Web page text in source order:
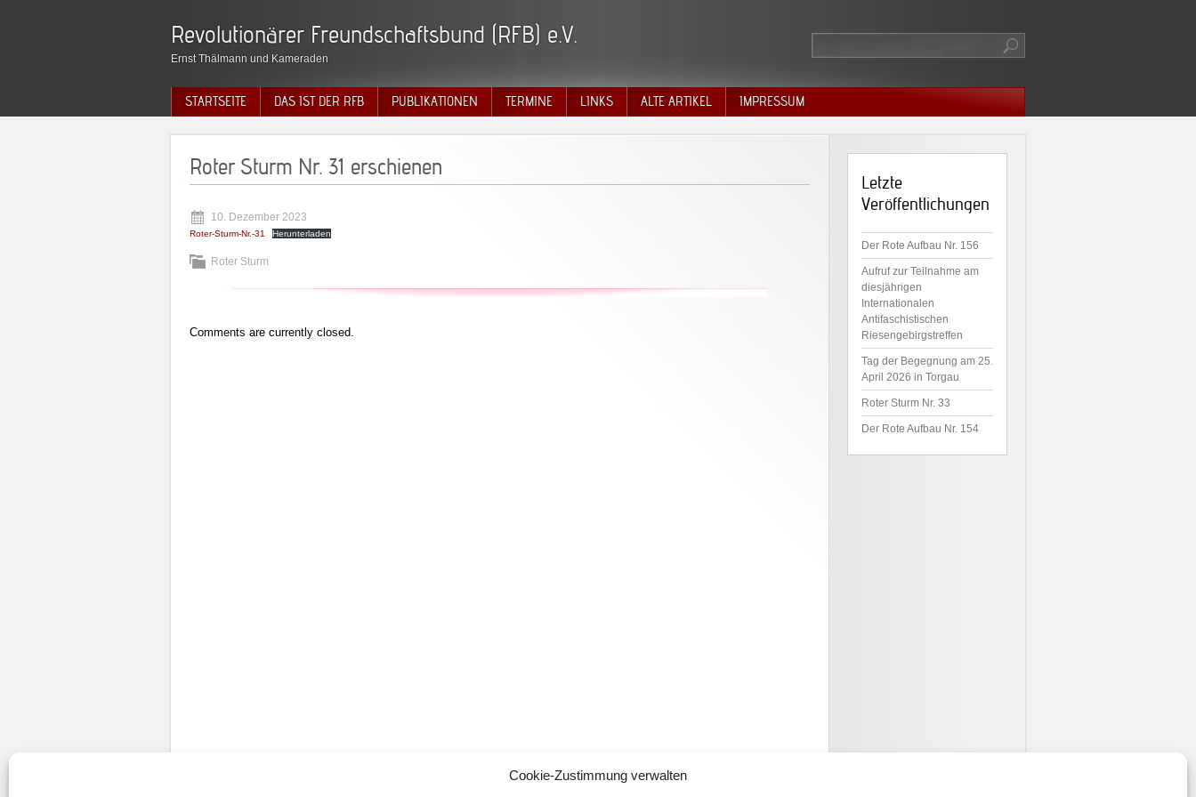
Cookie-Zustimmung verwalten
Revolutionärer Freundschaftsbund (RFB) e.V.
Ernst Thälmann und Kameraden
STARTSEITE DAS IST DER RFB PUBLIKATIONEN TERMINE LINKS ALTE ARTIKEL IMPRESSUM
Roter Sturm Nr. 31 erschienen
10. Dezember 2023
Roter-Sturm-Nr.-31 Herunterladen
Roter Sturm
Comments are currently closed.
Letzte
Veröffentlichungen
Der Rote Aufbau Nr. 156
Aufruf zur Teilnahme am
diesjährigen
Internationalen
Antifaschistischen
Riesengebirgstreffen
Tag der Begegnung am 25.
April 2026 in Torgau
Roter Sturm Nr. 33
Der Rote Aufbau Nr. 154